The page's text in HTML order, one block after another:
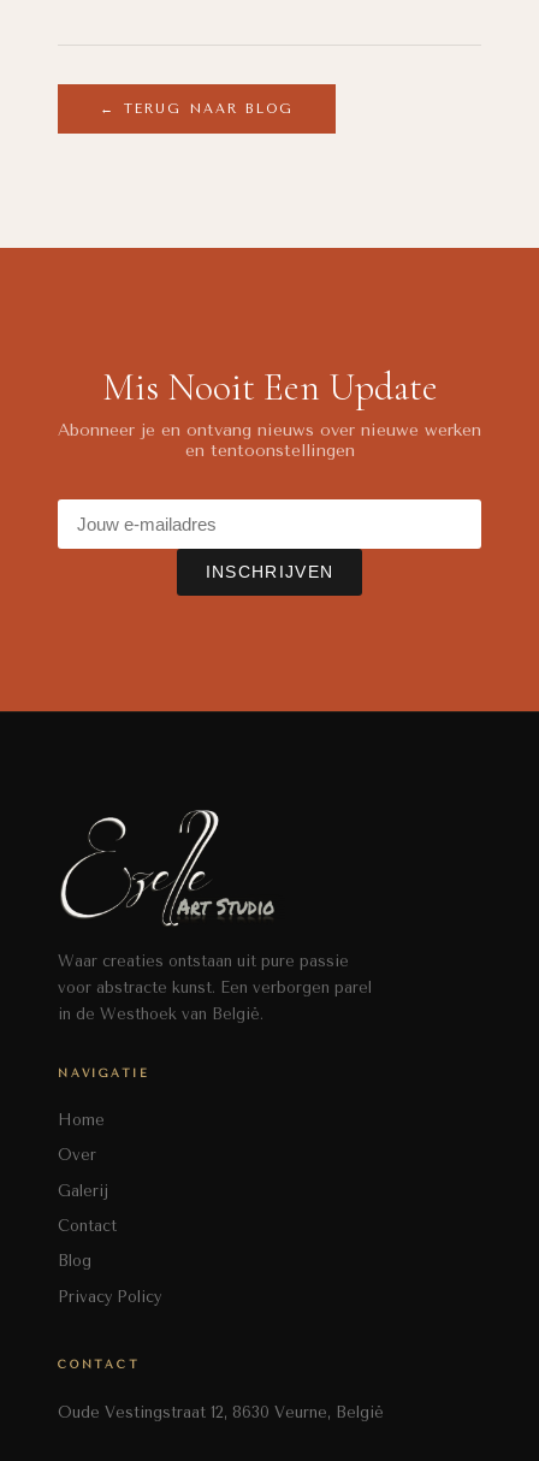
← TERUG NAAR BLOG
Mis Nooit Een Update
Abonneer je en ontvang nieuws over nieuwe werken
en tentoonstellingen
INSCHRIJVEN
Waar creaties ontstaan uit pure passie
voor abstracte kunst. Een verborgen parel
in de Westhoek van België.
NAVIGATIE
Home
Over
Galerij
Contact
Blog
Privacy Policy
CONTACT
Oude Vestingstraat 12, 8630 Veurne, België